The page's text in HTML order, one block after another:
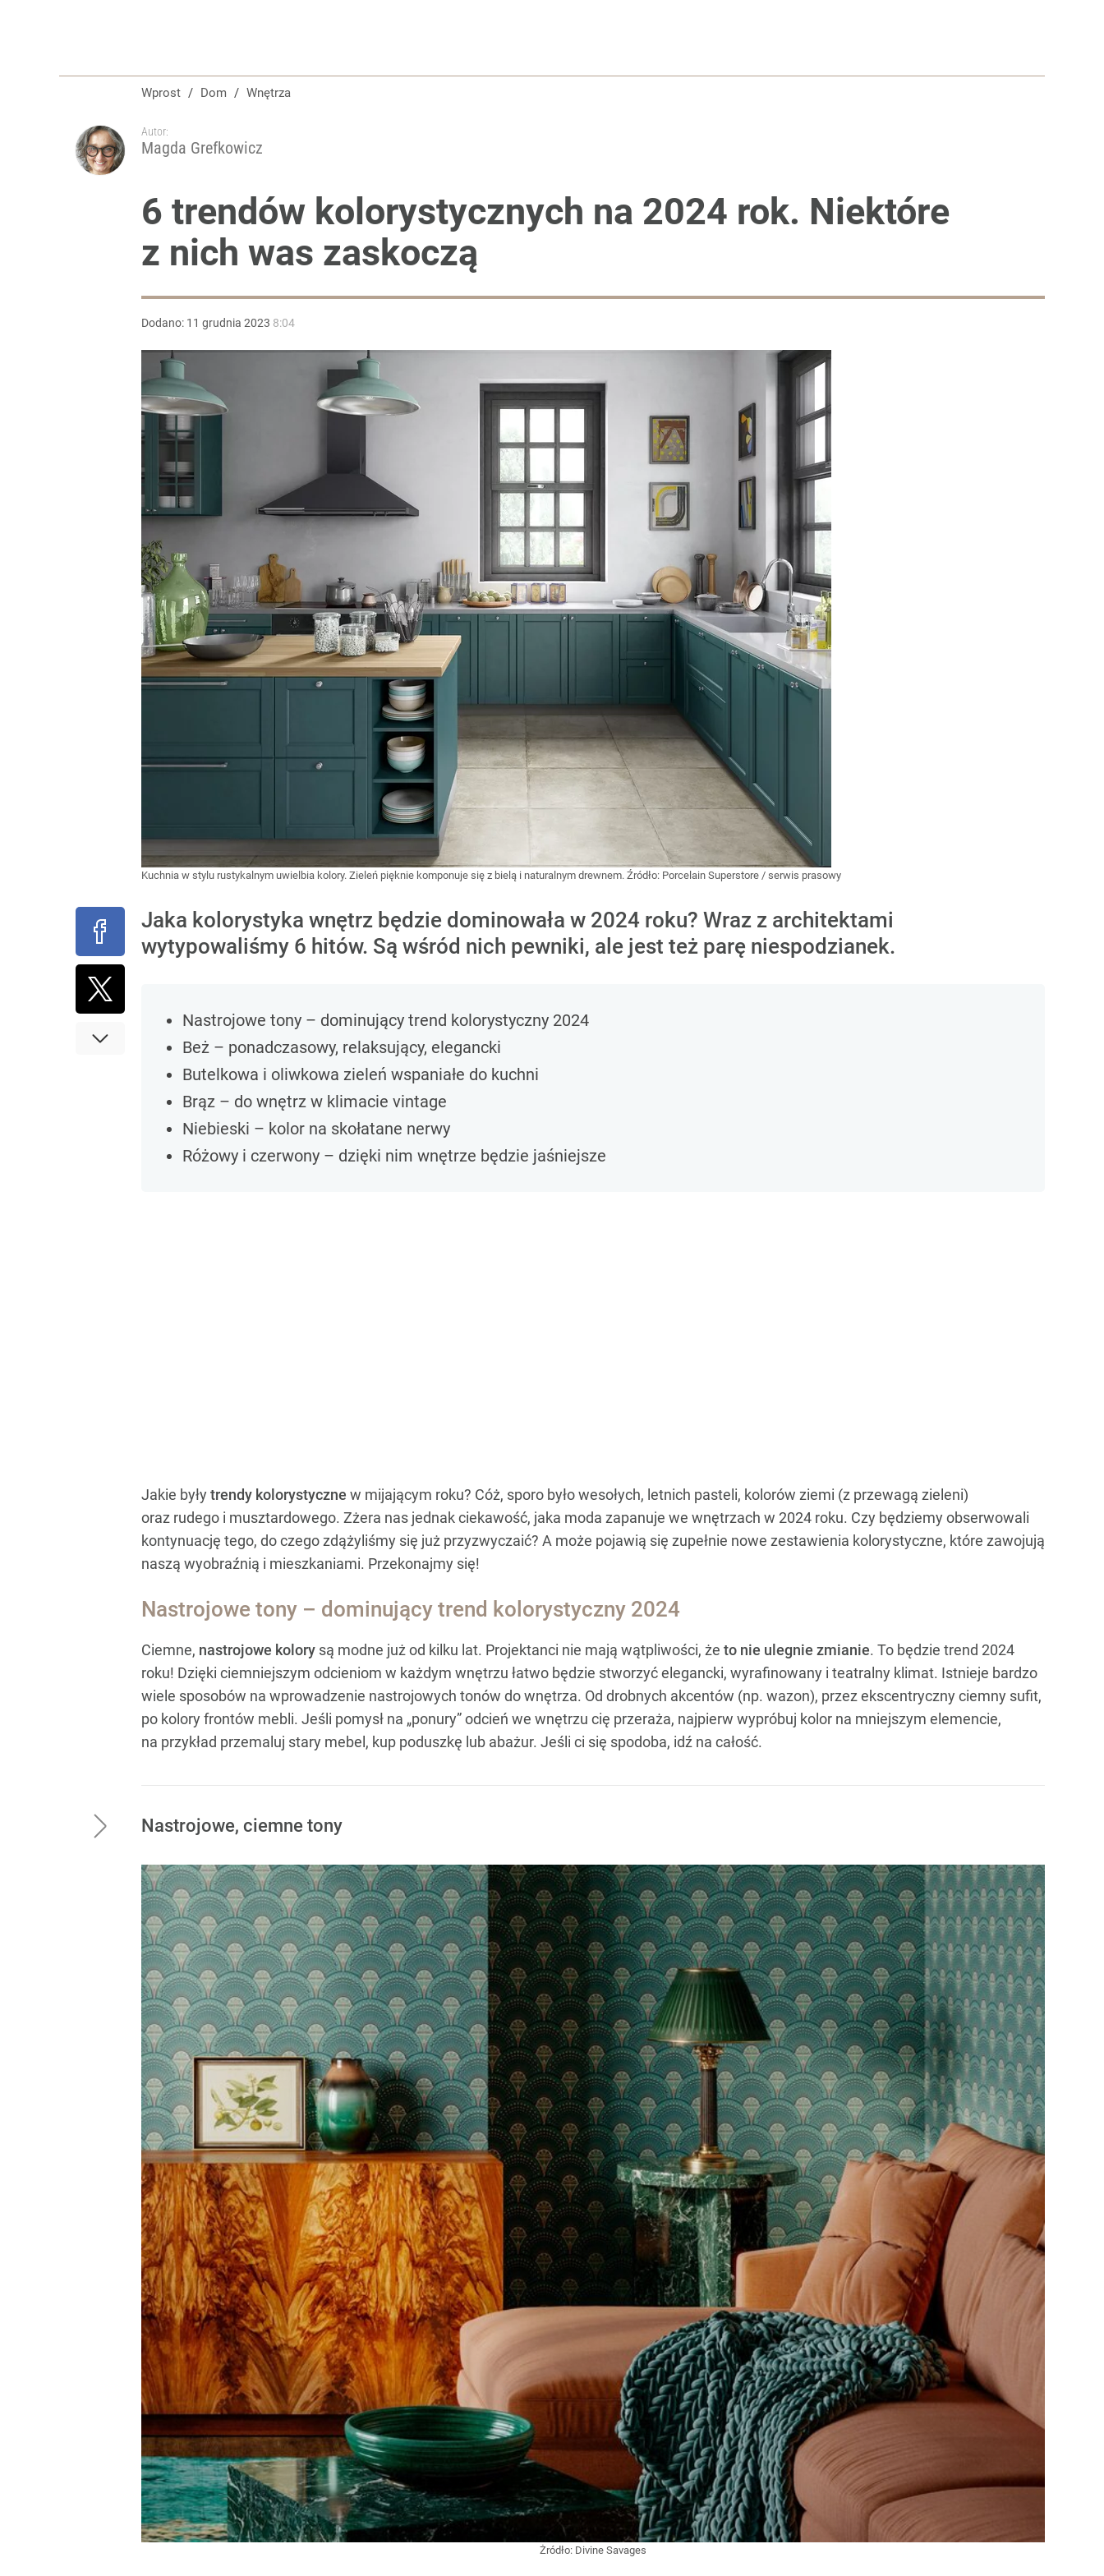
Wprost / Dom / Wnętrza
Autor:
Magda Grefkowicz
6 trendów kolorystycznych na 2024 rok. Niektóre
z nich was zaskoczą
Dodano: 11 grudnia 2023 8:04
Kuchnia w stylu rustykalnym uwielbia kolory. Zieleń pięknie komponuje się z bielą i naturalnym drewnem. Źródło: Porcelain Superstore / serwis prasowy
Jaka kolorystyka wnętrz będzie dominowała w 2024 roku? Wraz z architektami
wytypowaliśmy 6 hitów. Są wśród nich pewniki, ale jest też parę niespodzianek.
Nastrojowe tony – dominujący trend kolorystyczny 2024
Beż – ponadczasowy, relaksujący, elegancki
Butelkowa i oliwkowa zieleń wspaniałe do kuchni
Brąz – do wnętrz w klimacie vintage
Niebieski – kolor na skołatane nerwy
Różowy i czerwony – dzięki nim wnętrze będzie jaśniejsze
Jakie byłytrendy kolorystyczne w mijającym roku? Cóż, sporo było wesołych, letnich pasteli, kolorów ziemi (z przewagą zieleni)
oraz rudego i musztardowego. Zżera nas jednak ciekawość, jaka moda zapanuje we wnętrzach w 2024 roku. Czy będziemy obserwowali
kontynuację tego, do czego zdążyliśmy się już przyzwyczaić? A może pojawią się zupełnie nowe zestawienia kolorystyczne, które zawojują
naszą wyobraźnią i mieszkaniami. Przekonajmy się!
Nastrojowe tony – dominujący trend kolorystyczny 2024
Ciemne, nastrojowe kolory są modne już od kilku lat. Projektanci nie mają wątpliwości, że to nie ulegnie zmianie. To będzie trend 2024
roku! Dzięki ciemniejszym odcieniom w każdym wnętrzu łatwo będzie stworzyć elegancki, wyrafinowany i teatralny klimat. Istnieje bardzo
wiele sposobów na wprowadzenie nastrojowych tonów do wnętrza. Od drobnych akcentów (np. wazon), przez ekscentryczny ciemny sufit,
po kolory frontów mebli. Jeśli pomysł na „ponury” odcień we wnętrzu cię przeraża, najpierw wypróbuj kolor na mniejszym elemencie,
na przykład przemaluj stary mebel, kup poduszkę lub abażur. Jeśli ci się spodoba, idź na całość.
Nastrojowe, ciemne tony
Żródło: Divine Savages